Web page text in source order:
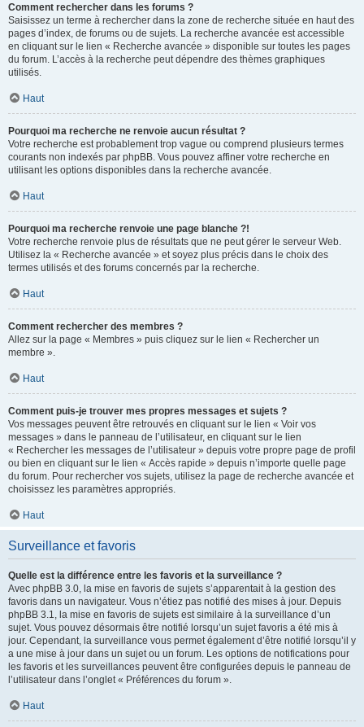
Comment rechercher dans les forums ?
Saisissez un terme à rechercher dans la zone de recherche située en haut des
pages d’index, de forums ou de sujets. La recherche avancée est accessible
en cliquant sur le lien « Recherche avancée » disponible sur toutes les pages
du forum. L’accès à la recherche peut dépendre des thèmes graphiques
utilisés.
Haut
Pourquoi ma recherche ne renvoie aucun résultat ?
Votre recherche est probablement trop vague ou comprend plusieurs termes
courants non indexés par phpBB. Vous pouvez affiner votre recherche en
utilisant les options disponibles dans la recherche avancée.
Haut
Pourquoi ma recherche renvoie une page blanche ?!
Votre recherche renvoie plus de résultats que ne peut gérer le serveur Web.
Utilisez la « Recherche avancée » et soyez plus précis dans le choix des
termes utilisés et des forums concernés par la recherche.
Haut
Comment rechercher des membres ?
Allez sur la page « Membres » puis cliquez sur le lien « Rechercher un
membre ».
Haut
Comment puis-je trouver mes propres messages et sujets ?
Vos messages peuvent être retrouvés en cliquant sur le lien « Voir vos
messages » dans le panneau de l’utilisateur, en cliquant sur le lien
« Rechercher les messages de l’utilisateur » depuis votre propre page de profil
ou bien en cliquant sur le lien « Accès rapide » depuis n’importe quelle page
du forum. Pour rechercher vos sujets, utilisez la page de recherche avancée et
choisissez les paramètres appropriés.
Haut
Surveillance et favoris
Quelle est la différence entre les favoris et la surveillance ?
Avec phpBB 3.0, la mise en favoris de sujets s’apparentait à la gestion des
favoris dans un navigateur. Vous n’étiez pas notifié des mises à jour. Depuis
phpBB 3.1, la mise en favoris de sujets est similaire à la surveillance d’un
sujet. Vous pouvez désormais être notifié lorsqu’un sujet favoris a été mis à
jour. Cependant, la surveillance vous permet également d’être notifié lorsqu’il y
a une mise à jour dans un sujet ou un forum. Les options de notifications pour
les favoris et les surveillances peuvent être configurées depuis le panneau de
l’utilisateur dans l’onglet « Préférences du forum ».
Haut